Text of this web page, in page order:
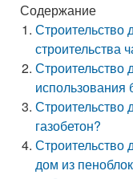
Содержание
Строительство
строительства
Строительство
использования
Строительство
газобетон?
Строительство
дом из